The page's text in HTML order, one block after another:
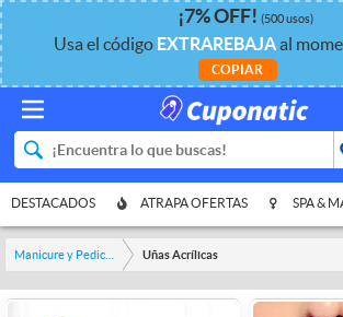
¡7%OFF! (500 usos)
Usa el código EXTRAREBAJAal
COPIAR
DESTACADOS ATRAPA OFERTAS SPA &
Uñas Acrílicas